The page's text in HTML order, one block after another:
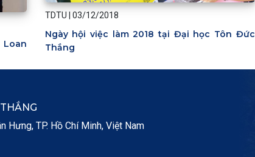
Loan
TDTU 03/12/2018
Ngày hội việc làm 2018 tại Đại học Tôn Đức
Thắng
Hưng, TP. Hồ Chí Minh, Việt Nam